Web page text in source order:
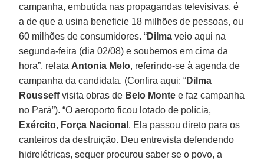
campanha, embutida nas propagandas televisivas, é
a de que a usina beneficie 18 milhões de pessoas, ou
60 milhões de consumidores. “Dilma veio aqui na
segunda-feira (dia 02/08) e soubemos em cima da
hora”, relata Antonia Melo, referindo-se à agenda de
campanha da candidata. (Confira aqui: “Dilma
Rousseffvisita obras de Belo Monte e faz campanha
no Pará”). “O aeroporto ficou lotado de polícia,
Exército, Força Nacional . Ela passou direto para os
canteiros da destruição. Deu entrevista defendendo
hidrelétricas, sequer procurou saber se o povo, a